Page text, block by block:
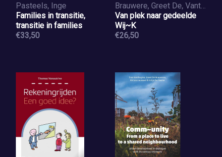
Pasteels, Inge
Families in transitie,
transitie in families
€33,50
Brauwere, Greet De, Vanthuyne, Tine, Lescrauwaet, An, Haene, Jolijn De
Van plek naar gedeelde
Wij~K
€26,50